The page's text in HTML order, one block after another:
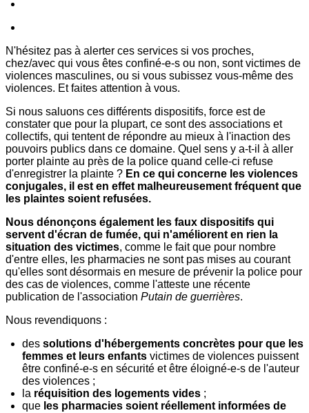
N'hésitez pas à alerter ces services si vos proches,
chez/avec qui vous êtes confiné-e-s ou non, sont victimes de
violences masculines, ou si vous subissez vous-même des
violences. Et faites attention à vous.
Si nous saluons ces différents dispositifs, force est de
constater que pour la plupart, ce sont des associations et
collectifs, qui tentent de répondre au mieux à l'inaction des
pouvoirs publics dans ce domaine. Quel sens y a-t-il à aller
porter plainte au près de la police quand celle-ci refuse
d'enregistrer la plainte ? En ce qui concerne les violences
conjugales, il est en effet malheureusement fréquent que
les plaintes soient refusées.
Nous dénonçons également les faux dispositifs qui
servent d'écran de fumée, qui n'améliorent en rien la
situation des victimes, comme le fait que pour nombre
d'entre elles, les pharmacies ne sont pas mises au courant
qu'elles sont désormais en mesure de prévenir la police pour
des cas de violences, comme l'atteste une récente
publication de l'association Putain de guerrières.
Nous revendiquons :
des solutions d'hébergements concrètes pour que les
femmes et leurs enfants victimes de violences puissent
être confiné-e-s en sécurité et être éloigné-e-s de l'auteur
des violences ;
la réquisition des logements vides ;
que les pharmacies soient réellement informées de